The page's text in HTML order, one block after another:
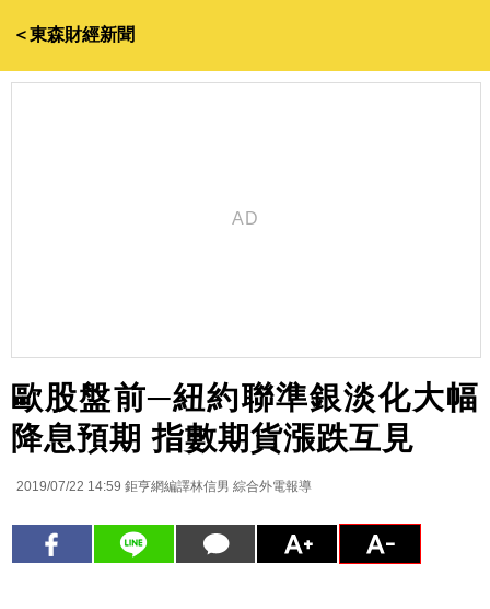
＜東森財經新聞
歐股盤前─紐約聯準銀淡化大幅
降息預期 指數期貨漲跌互見
2019/07/22 14:59 鉅亨網編譯林信男 綜合外電報導